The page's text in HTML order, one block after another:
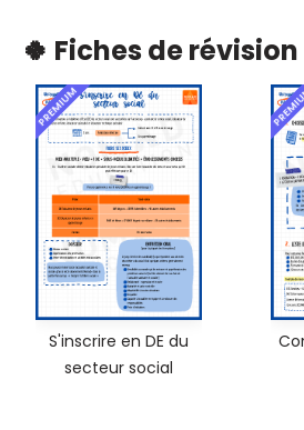
🍀 Fiches de révision
PREMIUM
S'inscrire en DE du
secteur social